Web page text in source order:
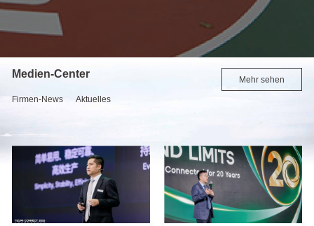
Medien-Center Mehr sehen
Firmen-News Aktuelles